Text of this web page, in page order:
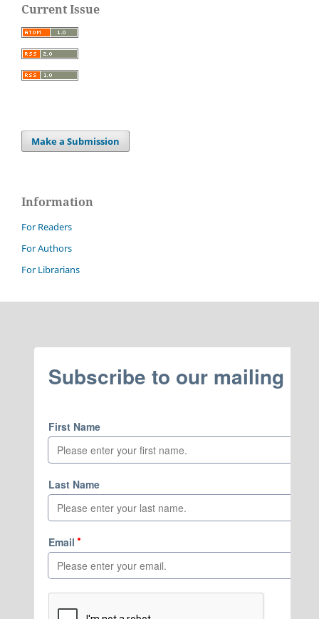
Current Issue
Make a Submission
Information
For Readers
For Authors
For Librarians